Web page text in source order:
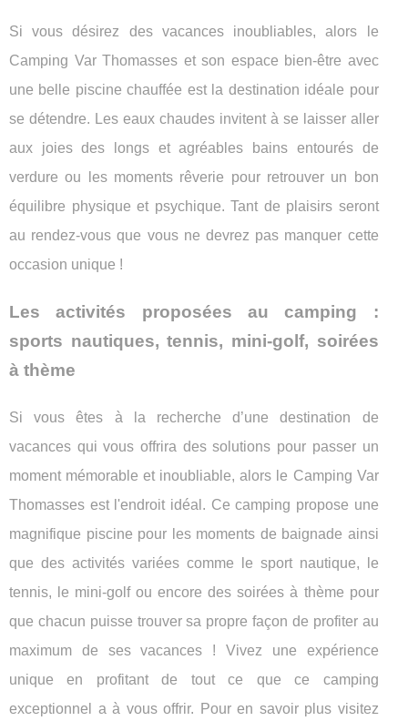
Si vous désirez des vacances inoubliables, alors le
Camping Var Thomasses et son espace bien-être avec
une belle piscine chauffée est la destination idéale pour
se détendre. Les eaux chaudes invitent à se laisser aller
aux joies des longs et agréables bains entourés de
verdure ou les moments rêverie pour retrouver un bon
équilibre physique et psychique. Tant de plaisirs seront
au rendez-vous que vous ne devrez pas manquer cette
occasion unique !
Les activités proposées au camping :
sports nautiques, tennis, mini-golf, soirées
à thème
Si vous êtes à la recherche d’une destination de
vacances qui vous offrira des solutions pour passer un
moment mémorable et inoubliable, alors le Camping Var
Thomasses est l'endroit idéal. Ce camping propose une
magnifique piscine pour les moments de baignade ainsi
que des activités variées comme le sport nautique, le
tennis, le mini-golf ou encore des soirées à thème pour
que chacun puisse trouver sa propre façon de profiter au
maximum de ses vacances ! Vivez une expérience
unique en profitant de tout ce que ce camping
exceptionnel a à vous offrir. Pour en savoir plus visitez